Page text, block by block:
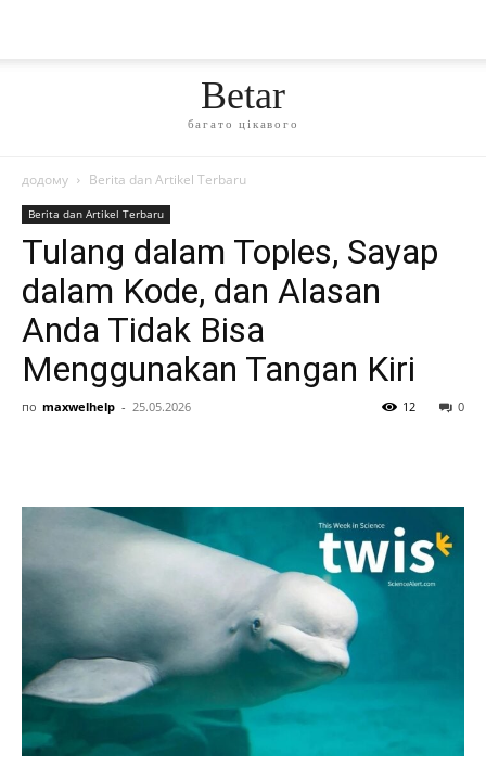
Betar
багато цікавого
додому Berita dan Artikel Terbaru
Berita dan Artikel Terbaru
Tulang dalam Toples, Sayap
dalam Kode, dan Alasan
Anda Tidak Bisa
Menggunakan Tangan Kiri
по maxwelhelp - 25.05.2026 0
12